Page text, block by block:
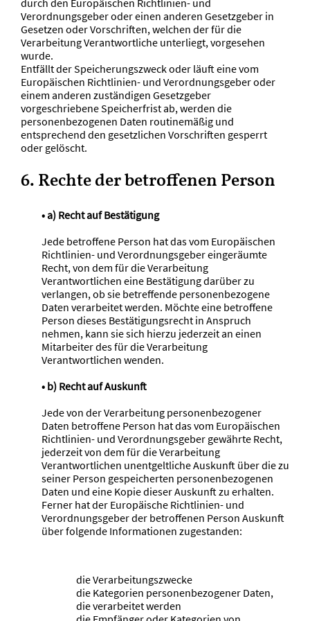
Verordnungsgeber oder einen anderen Gesetzgeber in
Gesetzen oder Vorschriften, welchen der für die
Verarbeitung Verantwortliche unterliegt, vorgesehen
wurde.
Entfällt der Speicherungszweck oder läuft eine vom
Europäischen Richtlinien- und Verordnungsgeber oder
einem anderen zuständigen Gesetzgeber
vorgeschriebene Speicherfrist ab, werden die
personenbezogenen Daten routinemäßig und
entsprechend den gesetzlichen Vorschriften gesperrt
oder gelöscht.
6. Rechte der betroffenen Person
• a) Recht auf Bestätigung
Jede betroffene Person hat das vom Europäischen
Richtlinien- und Verordnungsgeber eingeräumte
Recht, von dem für die Verarbeitung
Verantwortlichen eine Bestätigung darüber zu
verlangen, ob sie betreffende personenbezogene
Daten verarbeitet werden. Möchte eine betroffene
Person dieses Bestätigungsrecht in Anspruch
nehmen, kann sie sich hierzu jederzeit an einen
Mitarbeiter des für die Verarbeitung
Verantwortlichen wenden.
• b) Recht auf Auskunft
Jede von der Verarbeitung personenbezogener
Daten betroffene Person hat das vom Europäischen
Richtlinien- und Verordnungsgeber gewährte Recht,
jederzeit von dem für die Verarbeitung
Verantwortlichen unentgeltliche Auskunft über die zu
seiner Person gespeicherten personenbezogenen
Daten und eine Kopie dieser Auskunft zu erhalten.
Ferner hat der Europäische Richtlinien- und
Verordnungsgeber der betroffenen Person Auskunft
über folgende Informationen zugestanden:
die Verarbeitungszwecke
die Kategorien personenbezogener Daten,
die verarbeitet werden